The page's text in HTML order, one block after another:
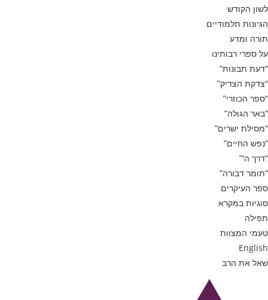
לשון הקודש
הגיונות תלמודיים
תורה ומדע
על ספרי רבותינו
“דעת תבונות”
“צדקת הצדיק”
“ספר הכוזרי”
“באר הגולה”
“מסילת ישרים”
“נפש החיים”
“דרך ה'”
“תומר דבורה”
ספר העיקרים
סוגיות במקרא
תפילה
טעמי המצוות
English
שאל את הרב